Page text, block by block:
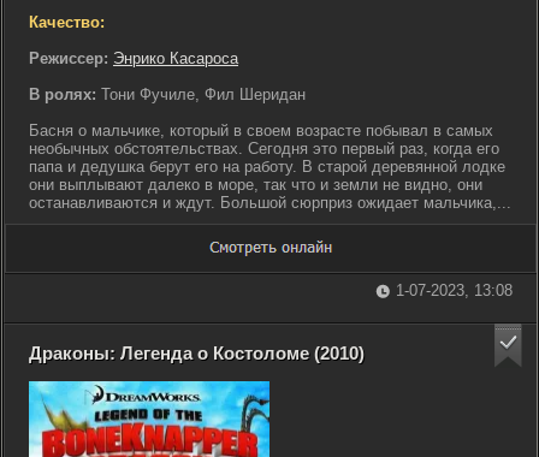
Качество:
Режиссер: Энрико Касароса
В ролях: Тони Фучиле, Фил Шеридан
Басня о мальчике, который в своем возрасте побывал в самых
необычных обстоятельствах. Сегодня это первый раз, когда его
папа и дедушка берут его на работу. В старой деревянной лодке
они выплывают далеко в море, так что и земли не видно, они
останавливаются и ждут. Большой сюрприз ожидает мальчика,...
1-07-2023, 13:08
Драконы: Легенда о Костоломе (2010)